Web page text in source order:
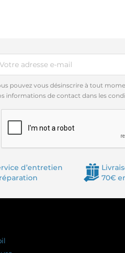
pouvez vous désinscrire à tout
informations de contact dans les
d’entretien
70€